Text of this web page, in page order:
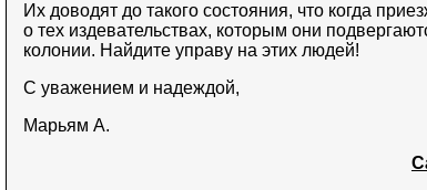
Их доводят до такого состояния, что когда
о тех издевательствах, которым они
колонии. Найдите управу на этих людей!
С уважением и надеждой,
Марьям А.